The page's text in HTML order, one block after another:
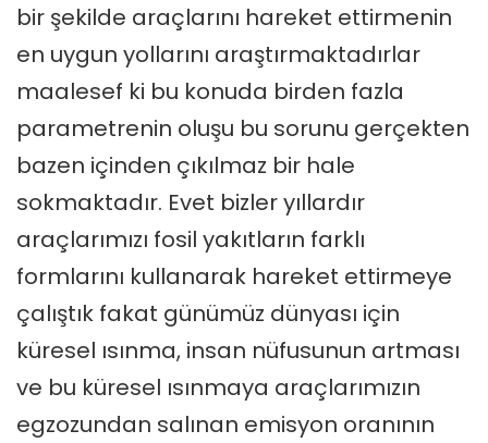
bir şekilde araçlarını hareket ettirmenin
en uygun yollarını araştırmaktadırlar
maalesef ki bu konuda birden fazla
parametrenin oluşu bu sorunu gerçekten
bazen içinden çıkılmaz bir hale
sokmaktadır. Evet bizler yıllardır
araçlarımızı fosil yakıtların farklı
formlarını kullanarak hareket ettirmeye
çalıştık fakat günümüz dünyası için
küresel ısınma, insan nüfusunun artması
ve bu küresel ısınmaya araçlarımızın
egzozundan salınan emisyon oranının